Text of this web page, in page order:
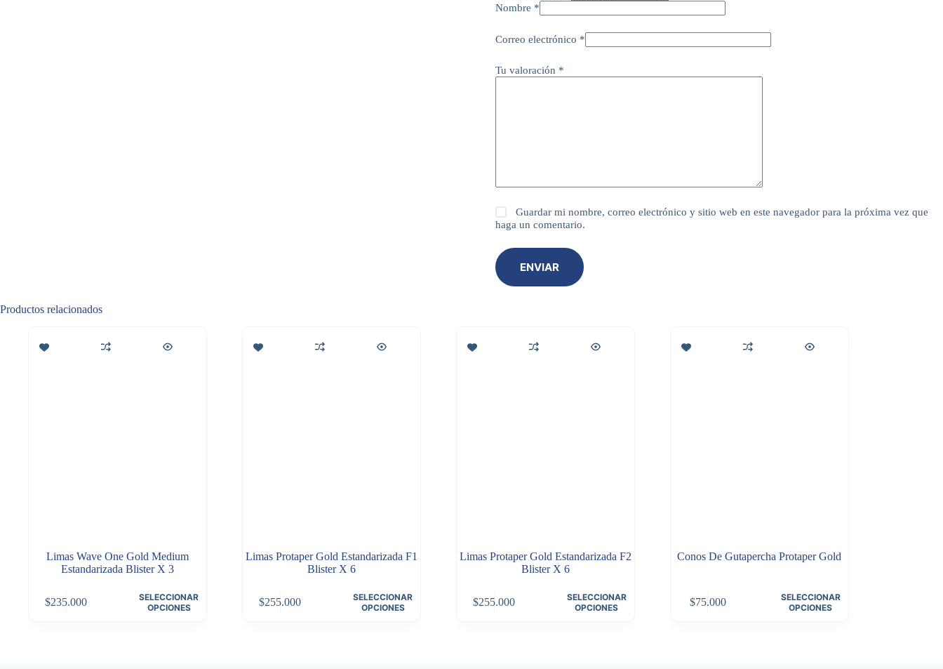
Nombre *
Correo electrónico *
Tu valoración *
Guardar mi nombre, correo electrónico y sitio web en este navegador para la próxima vez que
haga un comentario.
ENVIAR
Productos relacionados
Limas Wave One Gold Medium
Estandarizada Blister X 3
$235.000
SELECCIONAR
OPCIONES
producto
Limas Protaper Gold Estandarizada F1
Blister X 6
$255.000
SELECCIONAR
OPCIONES
producto
Limas Protaper Gold Estandarizada F2
Blister X 6
$255.000
SELECCIONAR
OPCIONES
producto
Conos De Gutapercha Protaper Gold
$75.000
SELECCIONAR
OPCIONES
producto